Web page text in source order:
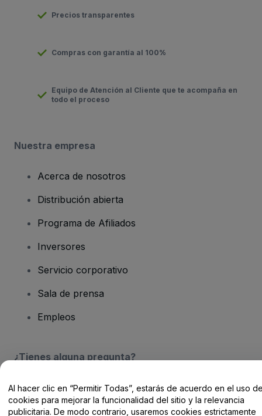
Precios transparentes
Compras con garantía al 100%
Equipo de Atención al Cliente que te acompaña en
todo el proceso
Nuestra empresa
Acerca de nosotros
Distribución abierta
Programa de Afiliados
Inversores
Servicio corporativo
Sala de prensa
Empleos
¿Tienes alguna pregunta?
Centro de Ayuda / Contacto
Al hacer clic en “Permitir Todas”, estarás de acuerdo en el uso
cookies para mejorar la funcionalidad del sitio y la relevancia
publicitaria. De modo contrario, usaremos cookies estrictamente